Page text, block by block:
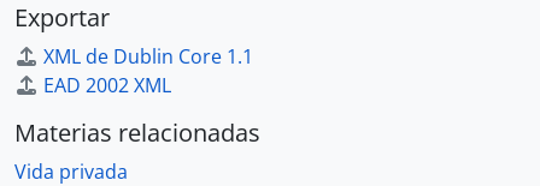
Exportar
XML de Dublin Core 1.1
EAD 2002 XML
Materias relacionadas
Vida privada